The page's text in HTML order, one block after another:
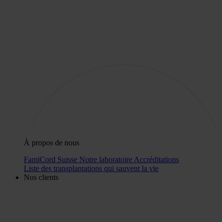
À propos de nous
FamiCord Suisse Notre laboratoire Accréditations
Liste des transplantations qui sauvent la vie
Nos clients